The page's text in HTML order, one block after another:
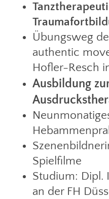
Übungsweg
authentic
Hofler-Resch
Ausbildung
Spielfilme
Studium: Dipl.
an der FH